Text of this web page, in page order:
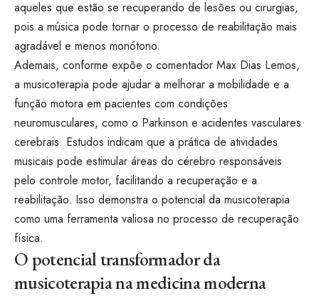
aqueles que estão se recuperando de lesões ou cirurgias,
pois a música pode tornar o processo de reabilitação mais
agradável e menos monótono.
Ademais, conforme expõe o comentador Max Dias Lemos,
a musicoterapia pode ajudar a melhorar a mobilidade e a
função motora em pacientes com condições
neuromusculares, como o Parkinson e acidentes vasculares
cerebrais. Estudos indicam que a prática de atividades
musicais pode estimular áreas do cérebro responsáveis
pelo controle motor, facilitando a recuperação e a
reabilitação. Isso demonstra o potencial da musicoterapia
como uma ferramenta valiosa no processo de recuperação
física.
O potencial transformador da
musicoterapia na medicina moderna